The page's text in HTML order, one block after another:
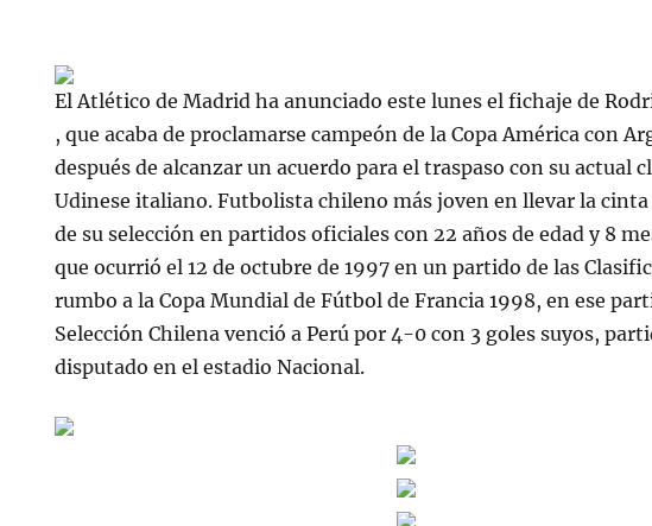
El Atlético de Madrid ha anunciado este lunes el fichaje de
, que acaba de proclamarse campeón de la Copa América con
después de alcanzar un acuerdo para el traspaso con su actual
Udinese italiano. Futbolista chileno más joven en llevar la
de su selección en partidos oficiales con 22 años de edad y 8
que ocurrió el 12 de octubre de 1997 en un partido de las
rumbo a la Copa Mundial de Fútbol de Francia 1998, en ese
Selección Chilena venció a Perú por 4-0 con 3 goles suyos,
disputado en el estadio Nacional.